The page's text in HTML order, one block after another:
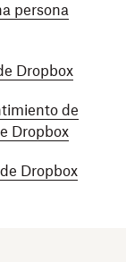
persona
Dropbox
de
Dropbox
Dropbox